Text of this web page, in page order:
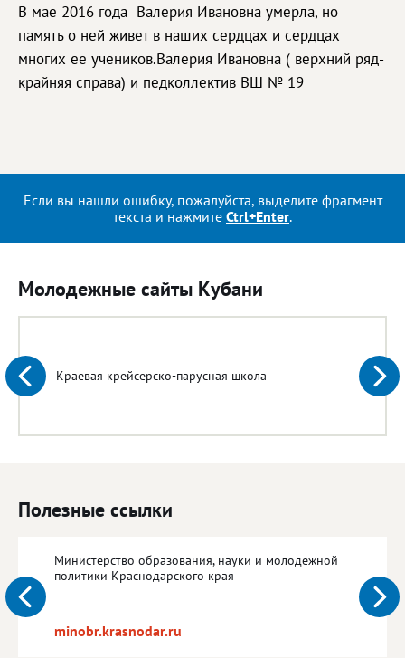
В мае 2016 года Валерия Ивановна умерла, но
память о ней живет в наших сердцах и сердцах
многих ее учеников.Валерия Ивановна ( верхний ряд-
крайняя справа) и педколлектив ВШ № 19
Если вы нашли ошибку, пожалуйста, выделите фрагмент
текста и нажмите Ctrl+Enter.
Молодежные сайты Кубани
Краевая крейсерско-парусная школа
Полезные ссылки
Министерство образования, науки и молодежной
политики Краснодарского края
minobr.krasnodar.ru